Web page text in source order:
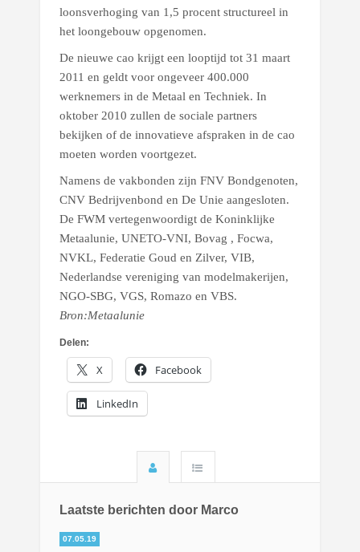
loonsverhoging van 1,5 procent structureel in
het loongebouw opgenomen.
De nieuwe cao krijgt een looptijd tot 31 maart
2011 en geldt voor ongeveer 400.000
werknemers in de Metaal en Techniek. In
oktober 2010 zullen de sociale partners
bekijken of de innovatieve afspraken in de cao
moeten worden voortgezet.
Namens de vakbonden zijn FNV Bondgenoten,
CNV Bedrijvenbond en De Unie aangesloten.
De FWM vertegenwoordigt de Koninklijke
Metaalunie, UNETO-VNI, Bovag , Focwa,
NVKL, Federatie Goud en Zilver, VIB,
Nederlandse vereniging van modelmakerijen,
NGO-SBG, VGS, Romazo en VBS.
Bron:Metaalunie
Delen:
X Facebook
LinkedIn
Laatste berichten door Marco
07.05.19